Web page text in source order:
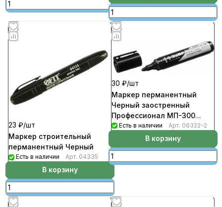
23 ₽/шт
Маркер строительный
перманентный Черный
Есть в наличии Арт. 04335
В корзину
30 ₽/шт
Маркер перманентный
Черный заостренный
Профессионал МП-300
ЗУБР 2мм (12шт/уп)
Есть в наличии Арт. 06322-2
В корзину